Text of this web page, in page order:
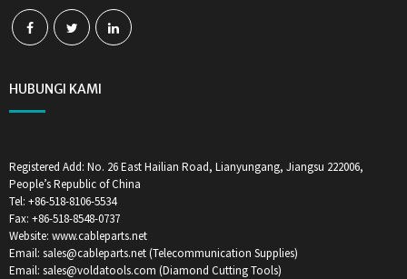
HUBUNGI KAMI
Registered Add: No. 26 East Hailian Road, Lianyungang, Jiangsu 222006,
People’s Republic of China
Tel: +86-518-8106-5534
Fax: +86-518-8548-0737
Website: www.cableparts.net
Email: sales@cableparts.net (Telecommunication Supplies)
Email: sales@voldatools.com (Diamond Cutting Tools)